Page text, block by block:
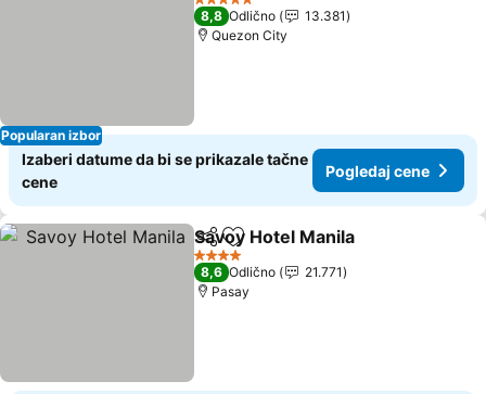
Popularan izbor
5 Zvezdice
8,8 Odlično
13.381
Quezon City
Izaberi datume da bi se prikazale tačne
cene
Pogledaj cene
Deli Dodati u favorite
Savoy Hotel Manila
4 Zvezdice
8,6 Odlično
21.771
Pasay